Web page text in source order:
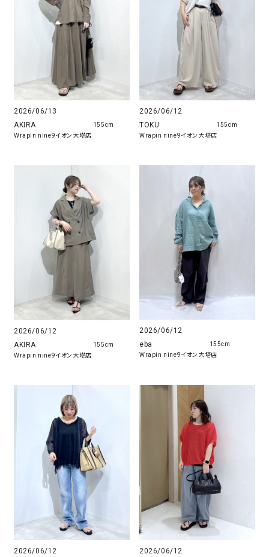
2026/06/13
AKIRA
Wrapin nine9イオン大塔店
155cm
2026/06/12
TOKU
Wrapin nine9イオン大塔店
155cm
2026/06/12
AKIRA
Wrapin nine9イオン大塔店
155cm
2026/06/12
eba
Wrapin nine9イオン大塔店
155cm
2026/06/12
2026/06/12